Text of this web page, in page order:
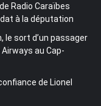
Radio Caraïbes
à la députation
le sort d’un passager
au Cap-
de Lionel